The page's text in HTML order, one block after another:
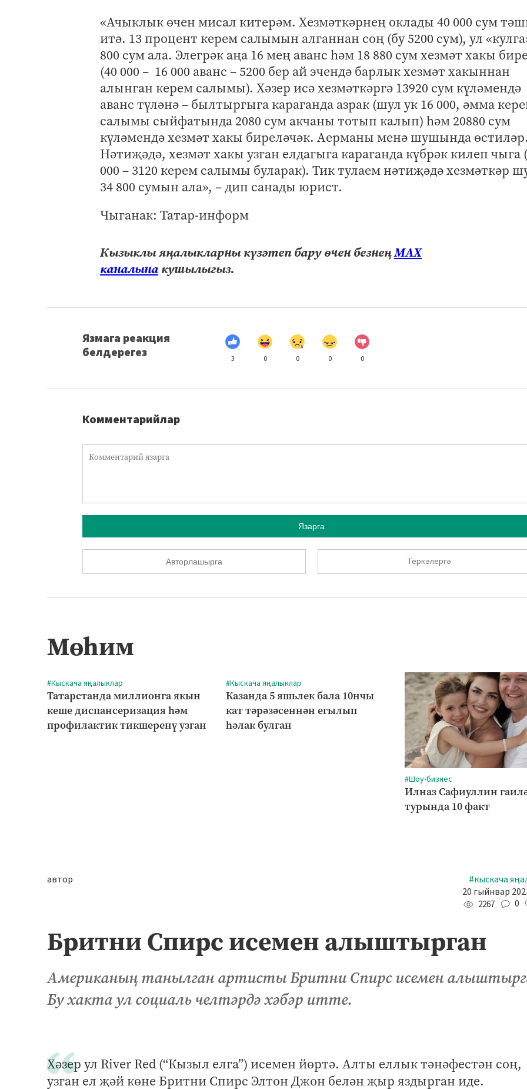
«Ачыклык өчен мисал китерәм. Хезмәткәрнең оклады 40 000 сум
итә. 13 процент керем салымын алганнан соң (бу 5200 сум), ул
800 сум ала. Элегрәк аңа 16 мең аванс һәм 18 880 сум хезмәт хакы
(40 000 – 16 000 аванс – 5200 бер ай эчендә барлык хезмәт хакыннан
алынган керем салымы). Хәзер исә хезмәткәргә 13920 сум күләмендә
аванс түләнә – былтыргыга караганда азрак (шул ук 16 000, әмма
салымы сыйфатында 2080 сум акчаны тотып калып) һәм 20880 сум
күләмендә хезмәт хакы биреләчәк. Аерманы менә шушында өстиләр.
Нәтиҗәдә, хезмәт хакы узган елдагыга караганда күбрәк килеп чыга
000 – 3120 керем салымы буларак). Тик тулаем нәтиҗәдә хезмәткәр
34 800 сумын ала», – дип санады юрист.
Чыганак: Татар-информ
Кызыклы яңалыкларны күзәтеп бару өчен безнеңМАХ
каналына кушылыгыз.
Язмага реакция
белдерегез
3 0 0 0 0
Комментарийлар
Язарга
Авторлашырга Теркәлергә
Мөһим
#Кыскача яңалыклар
Татарстанда миллионга якын
кеше диспансеризация һәм
профилактик тикшеренү узган
#Кыскача яңалыклар
Казанда 5 яшьлек бала 10нчы
кат тәрәзәсеннән егылып
һәлак булган
#Шоу-бизнес
Илназ Сафиуллин
турында 10 факт
автор
#кыскача
20 гыйнвар
2267 0
Бритни Спирс исемен алыштырган
Американың танылган артисты Бритни Спирс исемен
Бу хакта ул социаль челтәрдә хәбәр итте.
Хәзер ул River Red (“Кызыл елга”) исемен йөртә. Алты еллык тәнәфестән соң,
узган ел җәй көне Бритни Спирс Элтон Джон белән җыр яздырган иде.